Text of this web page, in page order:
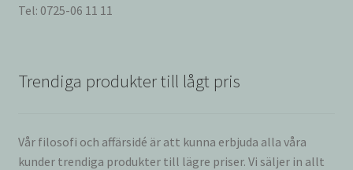
Tel: 0725-06 11 11
Trendiga produkter till lågt pris
Vår filosofi och affärsidé är att kunna erbjuda alla våra
kunder trendiga produkter till lägre priser. Vi säljer in allt